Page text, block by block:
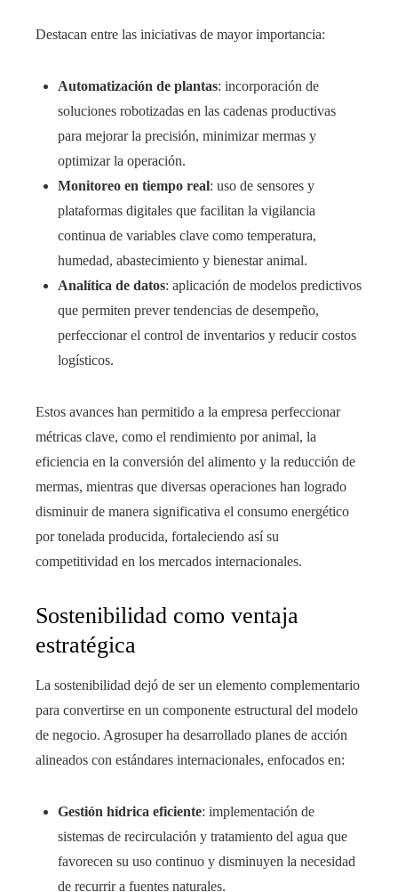
Destacan entre las iniciativas de mayor importancia:
Automatización de plantas: incorporación de
soluciones robotizadas en las cadenas productivas
para mejorar la precisión, minimizar mermas y
optimizar la operación.
Monitoreo en tiempo real: uso de sensores y
plataformas digitales que facilitan la vigilancia
continua de variables clave como temperatura,
humedad, abastecimiento y bienestar animal.
Analítica de datos: aplicación de modelos predictivos
que permiten prever tendencias de desempeño,
perfeccionar el control de inventarios y reducir costos
logísticos.
Estos avances han permitido a la empresa perfeccionar
métricas clave, como el rendimiento por animal, la
eficiencia en la conversión del alimento y la reducción de
mermas, mientras que diversas operaciones han logrado
disminuir de manera significativa el consumo energético
por tonelada producida, fortaleciendo así su
competitividad en los mercados internacionales.
Sostenibilidad como ventaja
estratégica
La sostenibilidad dejó de ser un elemento complementario
para convertirse en un componente estructural del modelo
de negocio. Agrosuper ha desarrollado planes de acción
alineados con estándares internacionales, enfocados en:
Gestión hídrica eficiente: implementación de
sistemas de recirculación y tratamiento del agua que
favorecen su uso continuo y disminuyen la necesidad
de recurrir a fuentes naturales.